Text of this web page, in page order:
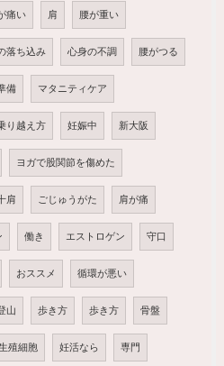
痛い 肩 腰が重い
落ち込み 心身の不調 腰がつる
備 マタニティケア
り越え方 妊娠中 新大阪
ヨガで股関節を傷めた
肩 ごじゅうがた 肩が痛
働き エストロゲン 守口
おススメ 循環が悪い
山 歩き方 歩き方 骨盤
殖細胞 妊活なら 専門